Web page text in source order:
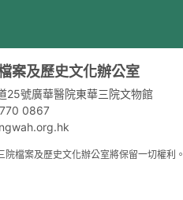
案及歷史文化辦公室
25號廣華醫院東華三院文物館
0867
檔案及歷史文化辦公室將保留一切權利。